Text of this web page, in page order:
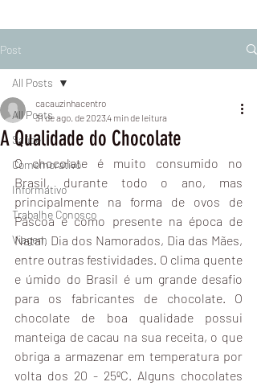
Post
All Posts
Saúde
Comemorativo
Informativo
Trabalhe Conosco
Viagem
All Posts
A Qualidade do Chocolate
cacauzinhacentro
31 de ago. de 20234 min de leitura
O chocolate é muito consumido no
Brasil, durante todo o ano, mas
principalmente na forma de ovos de
Páscoa e como presente na época de
Natal, Dia dos Namorados, Dia das Mães,
entre outras festividades. O clima quente
e úmido do Brasil é um grande desafio
para os fabricantes de chocolate. O
chocolate de boa qualidade possui
manteiga de cacau na sua receita, o que
obriga a armazenar em temperatura por
volta dos 20 - 25ºC. Alguns chocolates